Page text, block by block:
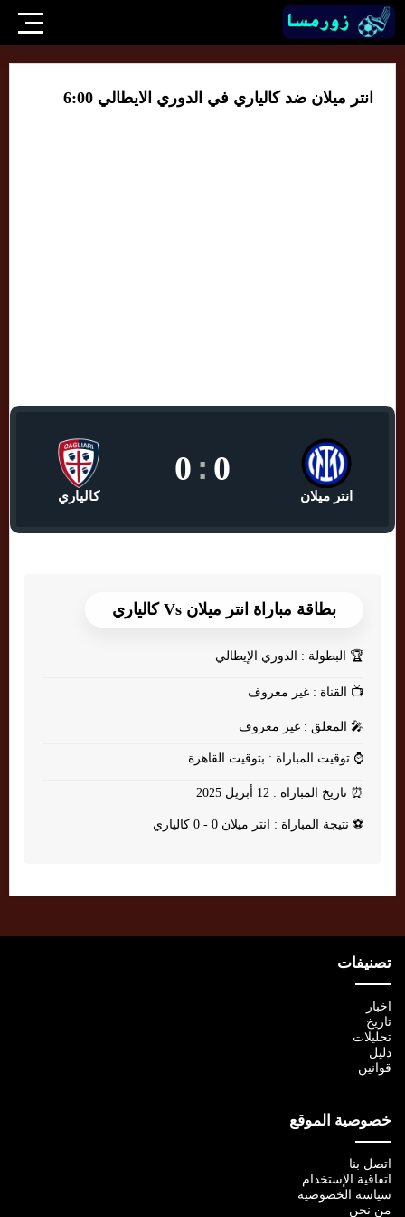
انتر ميلان ضد كالياري في الدوري الايطالي 6:00
انتر ميلان
0
:
0
كالياري
بطاقة مباراة انتر ميلان Vs كالياري
🏆 البطولة : الدوري الإيطالي
📺 القناة : غير معروف
🎤 المعلق : غير معروف
⌚ توقيت المباراة : بتوقيت القاهرة
⏰ تاريخ المباراة : 12 أبريل 2025
⚽ نتيجة المباراة : انتر ميلان 0 - 0 كالياري
تصنيفات
اخبار
تاريخ
تحليلات
دليل
قوانين
خصوصية الموقع
اتصل بنا
اتفاقية الإستخدام
سياسة الخصوصية
من نحن